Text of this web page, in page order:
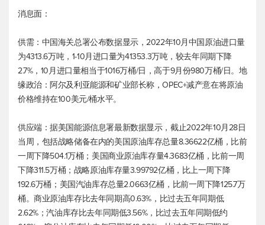
消息面：
供需：中国海关总署公布数据显示，2022年10月中国原油进口量
为4313.6万吨，1-10月进口量为41353.3万吨，较去年同期下降
2.7%，10月进口量相当于1016万桶/日，高于9月份980万桶/日。地
缘政治：阿尔及利亚能源和矿业部长称，OPEC+减产意在将原油
价格维持在100美元/桶水平。
供应端：据美国能源信息署最新数据显示，截止2022年10月28日
当周，包括战略储备在内的美国原油库存总量8.36622亿桶，比前
一周下降504.1万桶；美国商业原油库存量4.3683亿桶，比前一周
下降311.5万桶；战略原油库存量3.99792亿桶，比上一周下降
192.6万桶；美国汽油库存总量2.0663亿桶，比前一周下降125.7万
桶。商业原油库存比去年同期高0.63%，比过去五年同期低
2.62%；汽油库存比去年同期低3.56%，比过去五年同期低约